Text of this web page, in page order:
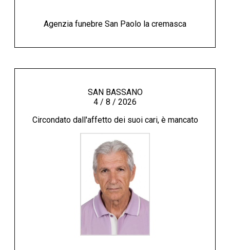
Agenzia funebre San Paolo la cremasca
SAN BASSANO
4 / 8 / 2026
Circondato dall'affetto dei suoi cari, è mancato